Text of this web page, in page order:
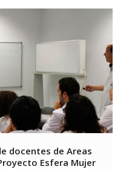
docentes de Areas
Esfera Mujer